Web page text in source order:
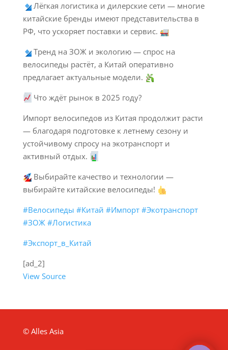
Лёгкая логистика и дилерские сети — многие
китайские бренды имеют представительства в
РФ, что ускоряет поставки и сервис.
Тренд на ЗОЖ и экологию — спрос на
велосипеды растёт, а Китай оперативно
предлагает актуальные модели.
Что ждёт рынок в 2025 году?
Импорт велосипедов из Китая продолжит расти
— благодаря подготовке к летнему сезону и
устойчивому спросу на экотранспорт и
активный отдых.
Выбирайте качество и технологии —
выбирайте китайские велосипеды!
#Велосипеды #Китай #Импорт #Экотранспорт
#ЗОЖ #Логистика
#Экспорт_в_Китай
[ad_2]
View Source
© Alles Asia